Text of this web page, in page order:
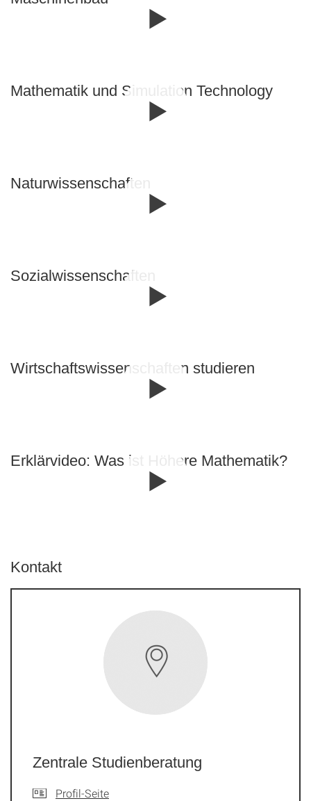
Mathematik und Simulation Technology
Naturwissenschaften
Sozial­wissen­schaf­ten
Wirtschafts­wissen­schaften studieren
Erklärvideo: Was ist Höhere Mathematik?
Kontakt
Zentrale Studienberatung
Profil-Seite